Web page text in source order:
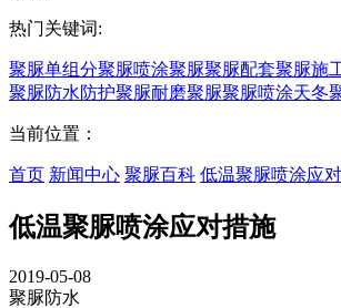
热门关键词:
聚脲单组分聚脲喷涂聚脲聚脲配套聚脲施
聚脲防水防护聚脲耐磨聚脲聚脲喷涂天冬
当前位置：
首页 新闻中心 聚脲百科 低温聚脲喷涂应
低温聚脲喷涂应对措施
2019-05-08
聚脲防水